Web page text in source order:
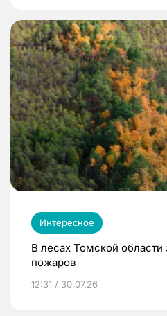
Интересное
В лесах Томской области
пожаров
12:31 / 30.07.26